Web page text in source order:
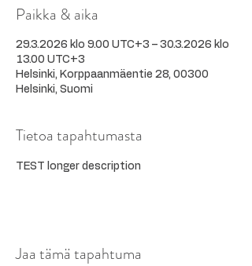
Paikka & aika
29.3.2026 klo 9.00 UTC+3 – 30.3.2026 klo
13.00 UTC+3
Helsinki, Korppaanmäentie 28, 00300
Helsinki, Suomi
Tietoa tapahtumasta
TEST longer description
Jaa tämä tapahtuma